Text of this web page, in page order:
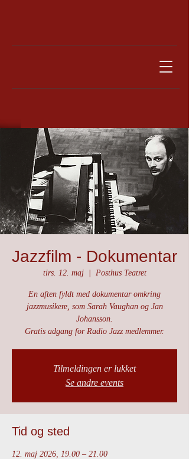
Jazzfilm - Dokumentar
tirs. 12. maj
  |
Posthus Teatret
En aften fyldt med dokumentar omkring
jazzmusikere, som Sarah Vaughan og Jan
Johansson.
Gratis adgang for Radio Jazz medlemmer.
Tilmeldingen er lukket
Se andre events
Tid og sted
12. maj 2026, 19.00 – 21.00